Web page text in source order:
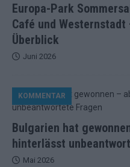
Europa-Park
Café und
Überblick
Juni 2026
Bulgarien hat
hinterlässt
KOMMENTAR
Mai 2026